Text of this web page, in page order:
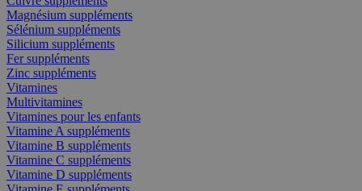
Magnésium suppléments
Sélénium suppléments
Silicium suppléments
Fer suppléments
Zinc suppléments
Vitamines
Multivitamines
Vitamines pour les enfants
Vitamine A suppléments
Vitamine B suppléments
Vitamine C suppléments
Vitamine D suppléments